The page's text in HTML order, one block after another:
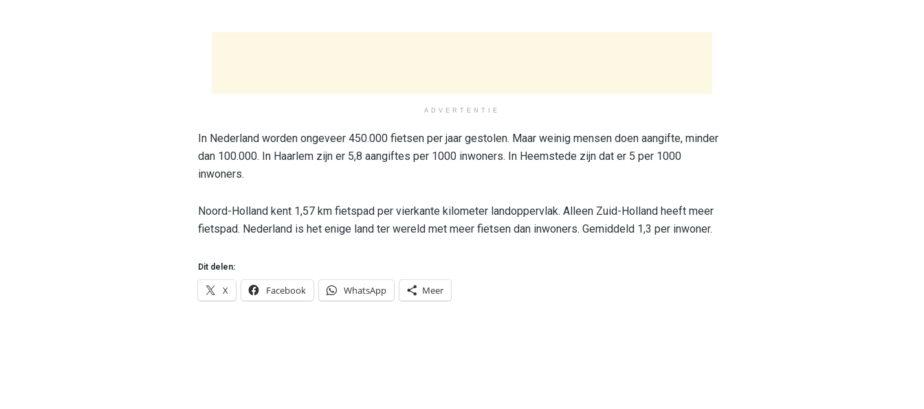
ADVERTENTIE
In Nederland worden ongeveer 450.000 fietsen per jaar gestolen. Maar weinig mensen doen aangifte, minder
dan 100.000. In Haarlem zijn er 5,8 aangiftes per 1000 inwoners. In Heemstede zijn dat er 5 per 1000
inwoners.
Noord-Holland kent 1,57 km fietspad per vierkante kilometer landoppervlak. Alleen Zuid-Holland heeft meer
fietspad. Nederland is het enige land ter wereld met meer fietsen dan inwoners. Gemiddeld 1,3 per inwoner.
Dit delen:
X Facebook WhatsApp Meer